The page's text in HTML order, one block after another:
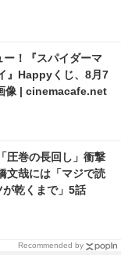
！『スパイダーマ
』Happyくじ、8月7
像 | cinemacafe.net
圧巻の長回し」衝撃
文哉には「マジで読
乾くまで」5話
Recommended by